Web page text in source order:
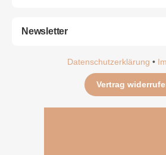
Newsletter
Datenschutzerklärung •
Vertrag